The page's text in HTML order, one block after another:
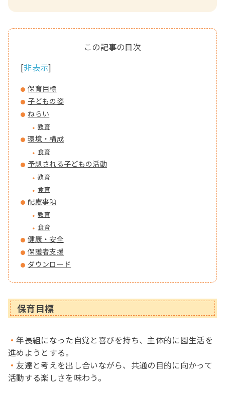
[非表示]
保育目標
子どもの姿
ねらい
教育
環境・構成
食育
予想される子どもの活動
教育
食育
配慮事項
教育
食育
健康・安全
保護者支援
ダウンロード
保育目標
年長組になった自覚と喜びを持ち、主体的に園生活を
進めようとする。
友達と考えを出し合いながら、共通の目的に向かって
活動する楽しさを味わう。